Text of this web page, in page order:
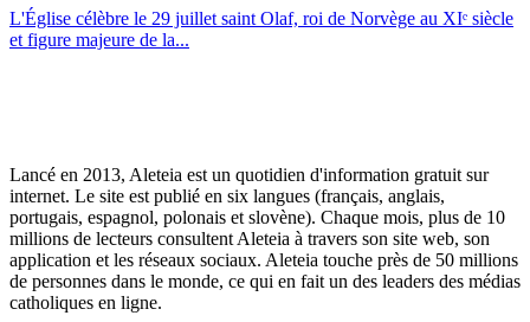
L'Église célèbre le 29 juillet saint Olaf, roi de Norvège au XIᵉ siècle
et figure majeure de la...
Lancé en 2013, Aleteia est un quotidien d'information gratuit sur
internet. Le site est publié en six langues (français, anglais,
portugais, espagnol, polonais et slovène). Chaque mois, plus de 10
millions de lecteurs consultent Aleteia à travers son site web, son
application et les réseaux sociaux. Aleteia touche près de 50 millions
de personnes dans le monde, ce qui en fait un des leaders des médias
catholiques en ligne.